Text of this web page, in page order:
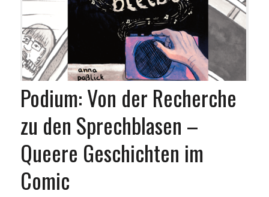
Podium: Von der Recherche
zu den Sprechblasen –
Queere Geschichten im
Comic